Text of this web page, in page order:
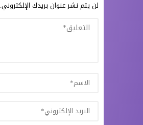
لن يتم نشر عنوان بريدك الإلكتروني.